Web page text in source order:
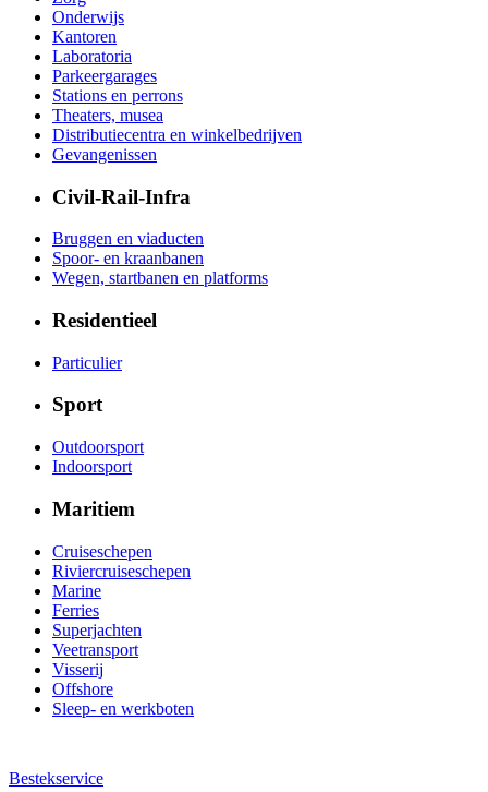
Onderwijs
Kantoren
Laboratoria
Parkeergarages
Stations en perrons
Theaters, musea
Distributiecentra en winkelbedrijven
Gevangenissen
Civil-Rail-Infra
Bruggen en viaducten
Spoor- en kraanbanen
Wegen, startbanen en platforms
Residentieel
Particulier
Sport
Outdoorsport
Indoorsport
Maritiem
Cruiseschepen
Riviercruiseschepen
Marine
Ferries
Superjachten
Veetransport
Visserij
Offshore
Sleep- en werkboten
Bestekservice